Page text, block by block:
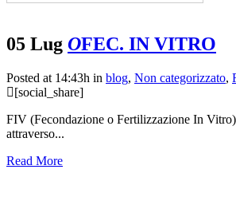
05 Lug OFEC. IN VITRO
Posted at 14:43h in blog, Non categorizzato,
[social_share]
FIV (Fecondazione o Fertilizzazione In
attraverso...
Read More